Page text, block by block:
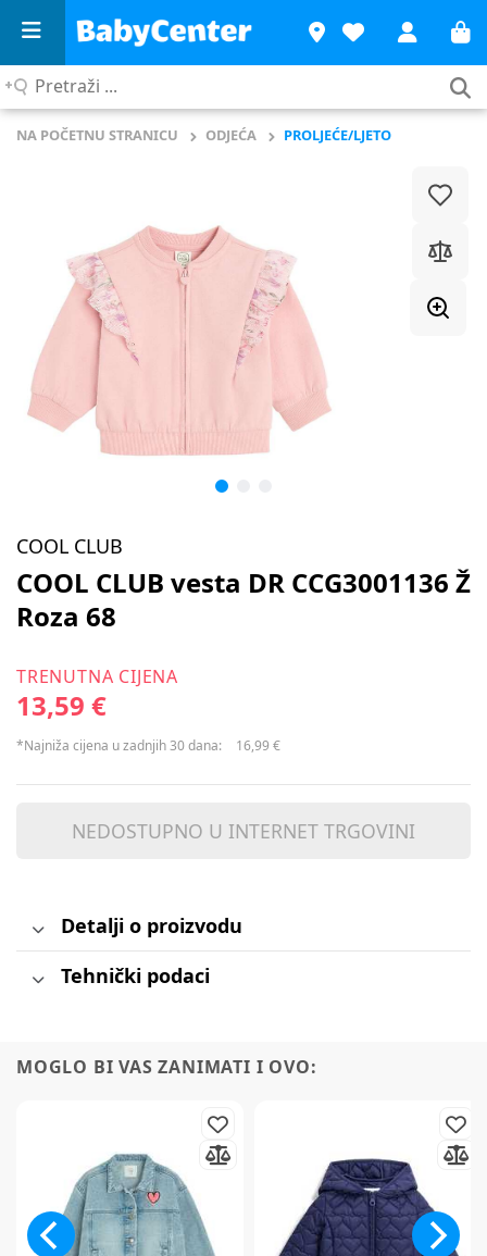
Pretraži
NA POČETNU STRANICU ODJEĆA PROLJEĆE/LJETO
COOL CLUB
COOL CLUB vesta DR CCG3001136 Ž
Roza 68
TRENUTNA CIJENA
13,59 €
*Najniža cijena u zadnjih 30 dana: 16,99 €
NEDOSTUPNO U INTERNET TRGOVINI
Detalji o proizvodu
Tehnički podaci
MOGLO BI VAS ZANIMATI I OVO: